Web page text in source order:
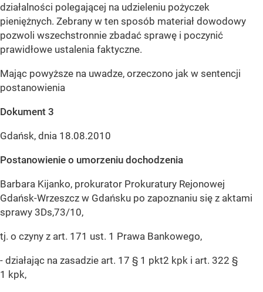
działalności polegającej na udzieleniu pożyczek
pieniężnych. Zebrany w ten sposób materiał dowodowy
pozwoli wszechstronnie zbadać sprawę i poczynić
prawidłowe ustalenia faktyczne.
Mając powyższe na uwadze, orzeczono jak w sentencji
postanowienia
Dokument 3
Gdańsk, dnia 18.08.2010
Postanowienie o umorzeniu dochodzenia
Barbara Kijanko, prokurator Prokuratury Rejonowej
Gdańsk-Wrzeszcz w Gdańsku po zapoznaniu się z aktami
sprawy 3Ds,73/10,
tj. o czyny z art. 171 ust. 1 Prawa Bankowego,
- działając na zasadzie art. 17 § 1 pkt2 kpk i art. 322 §
1 kpk,